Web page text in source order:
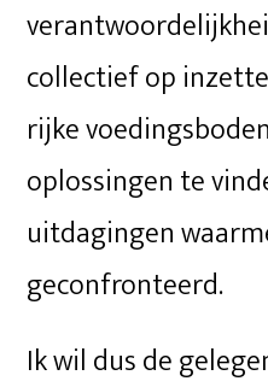
collectief op
rijke
oplossingen te
uitdagingen
geconfronteerd.
Ik wil dus de